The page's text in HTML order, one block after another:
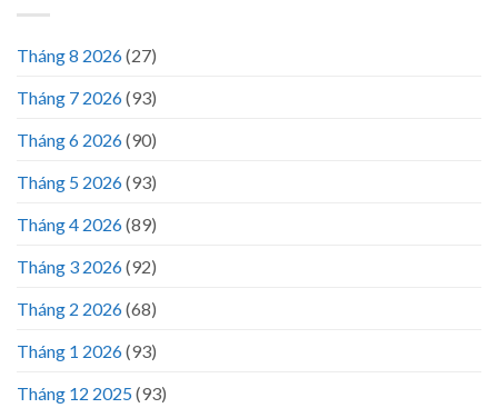
Tháng 8 2026(27)
Tháng 7 2026(93)
Tháng 6 2026(90)
Tháng 5 2026(93)
Tháng 4 2026(89)
Tháng 3 2026(92)
Tháng 2 2026(68)
Tháng 1 2026(93)
Tháng 12 2025(93)